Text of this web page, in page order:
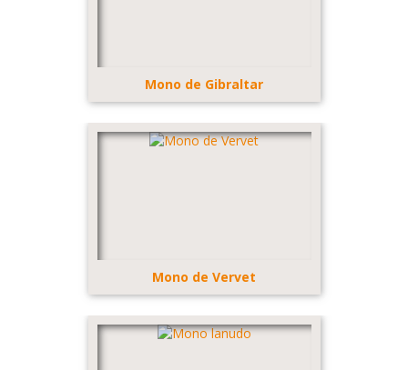
Mono de Gibraltar
Mono de Vervet